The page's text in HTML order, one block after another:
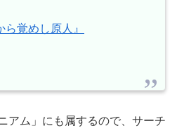
覚めし原人』
アム」にも属するので、サーチ